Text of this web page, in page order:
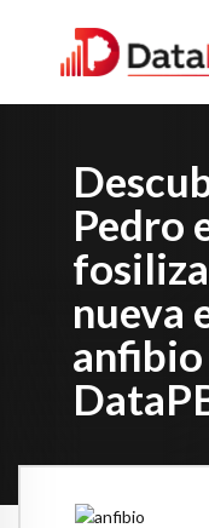
Pedro
nueva